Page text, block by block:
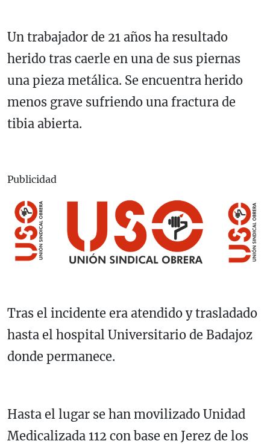
Un trabajador de 21 años ha resultado
herido tras caerle en una de sus piernas
una pieza metálica. Se encuentra herido
menos grave sufriendo una fractura de
tibia abierta.
Publicidad
Tras el incidente era atendido y trasladado
hasta el hospital Universitario de Badajoz
donde permanece.
Hasta el lugar se han movilizado Unidad
Medicalizada 112 con base en Jerez de los